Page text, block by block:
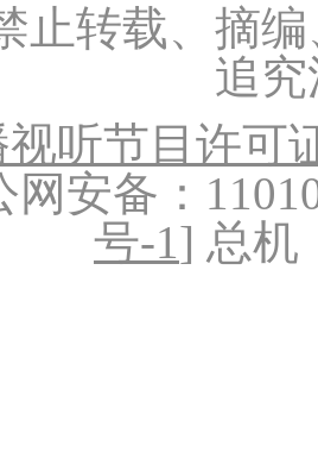
止转载、摘
追
听节目许可
网安备：
号-1] 总机